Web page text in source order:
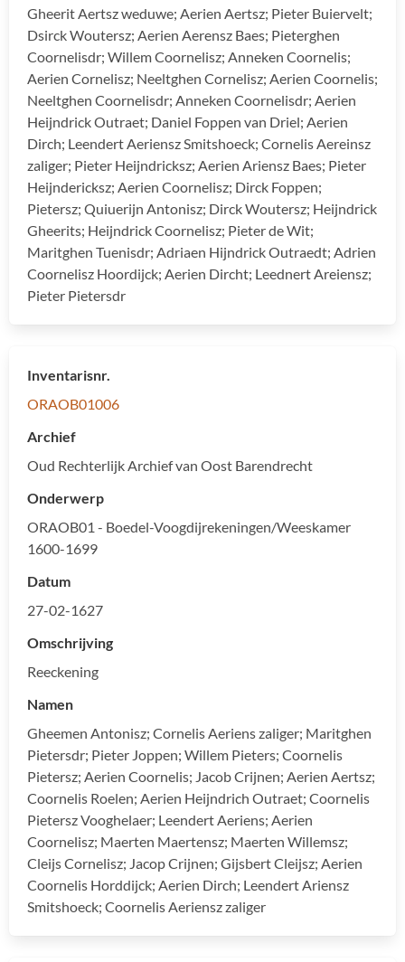
Gheerit Aertsz weduwe; Aerien Aertsz; Pieter Buiervelt;
Dsirck Woutersz; Aerien Aerensz Baes; Pieterghen
Coornelisdr; Willem Coornelisz; Anneken Coornelis;
Aerien Cornelisz; Neeltghen Cornelisz; Aerien Coornelis;
Neeltghen Coornelisdr; Anneken Coornelisdr; Aerien
Heijndrick Outraet; Daniel Foppen van Driel; Aerien
Dirch; Leendert Aeriensz Smitshoeck; Cornelis Aereinsz
zaliger; Pieter Heijndricksz; Aerien Ariensz Baes; Pieter
Heijndericksz; Aerien Coornelisz; Dirck Foppen;
Pietersz; Quiuerijn Antonisz; Dirck Woutersz; Heijndrick
Gheerits; Heijndrick Coornelisz; Pieter de Wit;
Maritghen Tuenisdr; Adriaen Hijndrick Outraedt; Adrien
Coornelisz Hoordijck; Aerien Dircht; Leednert Areiensz;
Pieter Pietersdr
Inventarisnr.
ORAOB01006
Archief
Oud Rechterlijk Archief van Oost Barendrecht
Onderwerp
ORAOB01 - Boedel-Voogdijrekeningen/Weeskamer
1600-1699
Datum
27-02-1627
Omschrijving
Reeckening
Namen
Gheemen Antonisz; Cornelis Aeriens zaliger; Maritghen
Pietersdr; Pieter Joppen; Willem Pieters; Coornelis
Pietersz; Aerien Coornelis; Jacob Crijnen; Aerien Aertsz;
Coornelis Roelen; Aerien Heijndrich Outraet; Coornelis
Pietersz Vooghelaer; Leendert Aeriens; Aerien
Coornelisz; Maerten Maertensz; Maerten Willemsz;
Cleijs Cornelisz; Jacop Crijnen; Gijsbert Cleijsz; Aerien
Coornelis Horddijck; Aerien Dirch; Leendert Ariensz
Smitshoeck; Coornelis Aeriensz zaliger